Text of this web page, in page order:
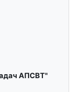
АПСВТ"